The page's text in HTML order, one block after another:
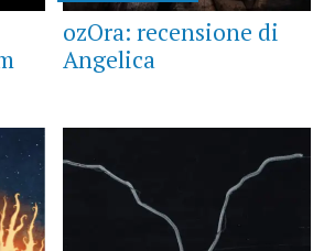
ozOra: recensione di
Angelica